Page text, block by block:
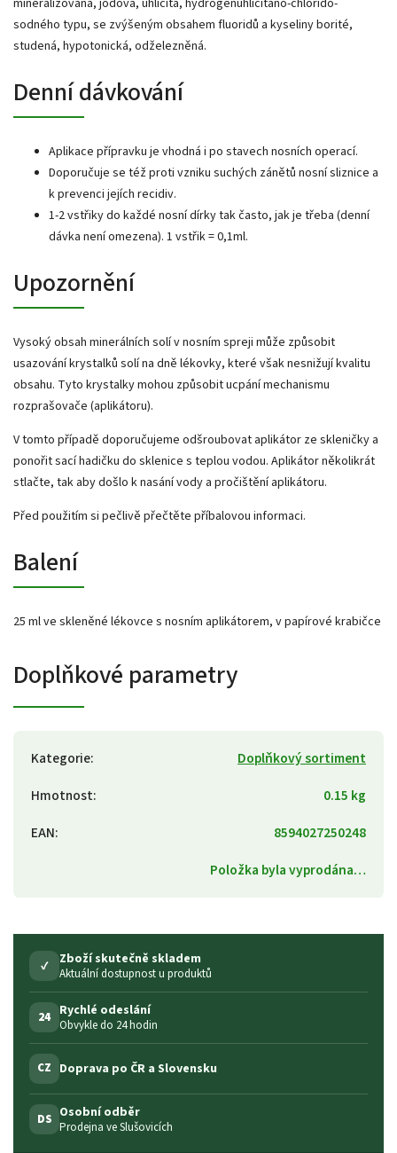
sodného typu, se zvýšeným obsahem fluoridů a kyseliny borité,
studená, hypotonická, odželezněná.
Denní dávkování
Aplikace přípravku je vhodná i po stavech nosních operací.
Doporučuje se též proti vzniku suchých zánětů nosní sliznice a
k prevenci jejích recidiv.
1-2 vstřiky do každé nosní dírky tak často, jak je třeba (denní
dávka není omezena). 1 vstřik = 0,1ml.
Upozornění
Vysoký obsah minerálních solí v nosním spreji může způsobit
usazování krystalků solí na dně lékovky, které však nesnižují kvalitu
obsahu. Tyto krystalky mohou způsobit ucpání mechanismu
rozprašovače (aplikátoru).
V tomto případě doporučujeme odšroubovat aplikátor ze skleničky a
ponořit sací hadičku do sklenice s teplou vodou. Aplikátor několikrát
stlačte, tak aby došlo k nasání vody a pročištění aplikátoru.
Před použitím si pečlivě přečtěte příbalovou informaci.
Balení
25 ml ve skleněné lékovce s nosním aplikátorem, v papírové krabičce
Doplňkové parametry
Kategorie:
Doplňkový sortiment
Hmotnost:
0.15 kg
EAN:
8594027250248
Položka byla vyprodána…
✓ Zboží skutečně skladem
Aktuální dostupnost u produktů
24 Rychlé odeslání
Obvykle do 24 hodin
CZ Doprava po ČR a Slovensku
DS Osobní odběr
Prodejna ve Slušovicích